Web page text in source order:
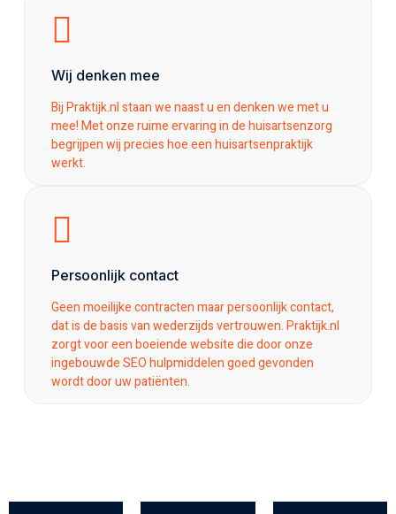
Wij denken mee
Bij Praktijk.nl staan we naast u en denken we met u
mee! Met onze ruime ervaring in de huisartsenzorg
begrijpen wij precies hoe een huisartsenpraktijk
werkt.
Persoonlijk contact
Geen moeilijke contracten maar persoonlijk contact,
dat is de basis van wederzijds vertrouwen. Praktijk.nl
zorgt voor een boeiende website die door onze
ingebouwde SEO hulpmiddelen goed gevonden
wordt door uw patiënten.